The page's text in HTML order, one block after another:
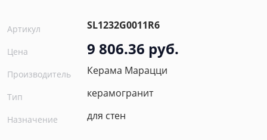
Артикул SL1232G0011R6
Цена 9 806.36 руб.
Производитель Керама Марацци
Тип керамогранит
Назначение для стен